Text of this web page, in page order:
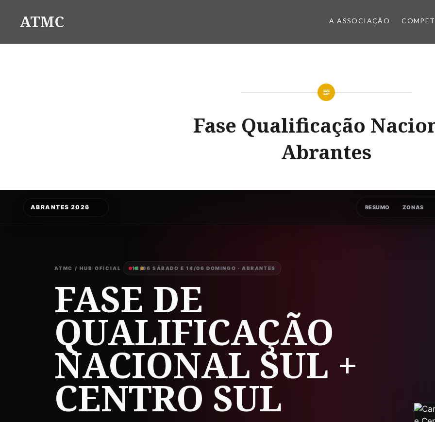
ATMC A ASSOCIAÇÃO
Fase Qualificação
Abrantes
ABRANTES 2026 RESUMO ZONAS
13/06 SÁBADO E 14/06 DOMINGO · ABRANTES
FASE DE
QUALIFICAÇÃO
NACIONAL SUL +
CENTRO SUL